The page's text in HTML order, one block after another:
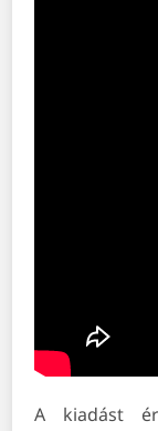
A kiadást